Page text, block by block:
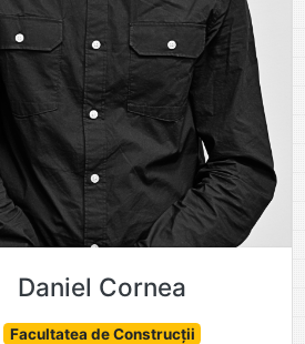
Daniel Cornea
Facultatea de Construcții